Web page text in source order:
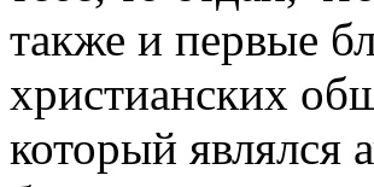
также и первые
христианских
который являлся